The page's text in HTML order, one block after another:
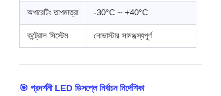
অপারেটিং তাপমাত্রা -30°C ~ +40°C
কন্ট্রোল সিস্টেম নোভাস্টার সামঞ্জস্যপূর্ণ
🎯 প্রদর্শনী LED ডিসপ্লে নির্বাচন নির্দেশিকা